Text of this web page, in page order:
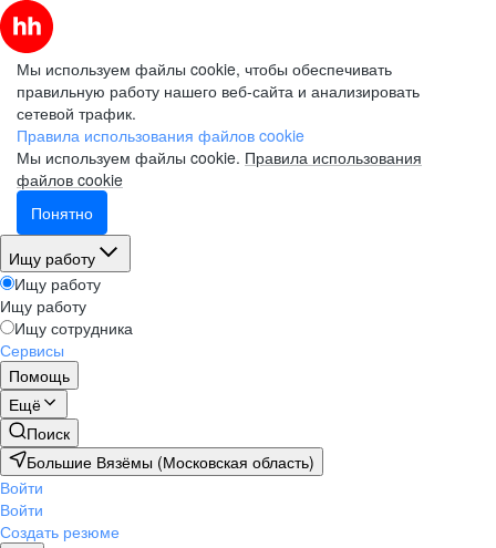
Мы используем файлы cookie, чтобы обеспечивать
правильную работу нашего веб-сайта и анализировать
сетевой трафик.
Правила использования файлов cookie
Мы используем файлы cookie. Правила использования
файлов cookie
Понятно
Ищу работу
Ищу работу
Ищу работу
Ищу сотрудника
Сервисы
Помощь
Ещё
Поиск
Большие Вязёмы (Московская область)
Войти
Войти
Создать резюме